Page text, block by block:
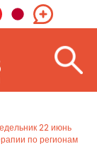
22 июнь
по регионам